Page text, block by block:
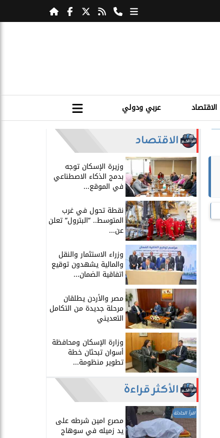
الاقتصاد عربي ودولي
الاقتصاد
​وزيرة الإسكان توجه
بدمج الذكاء الاصطناعي
في الموقع...
​نقطة تحول في غرب
المتوسط.. ”البترول” تعلن
عن...
​وزراء الاستثمار والنقل
والمالية يشهدون توقيع
اتفاقية الضمان...
​مصر والأردن يطلقان
مرحلة جديدة من التكامل
التعديني
وزارة الإسكان ومحافظة
أسوان تبحثان خطة
تطوير منظومة...
الأكثر قراءة
اقرأ الحادثة
مصرع امين شرطه على
يد زميله في سوهاج